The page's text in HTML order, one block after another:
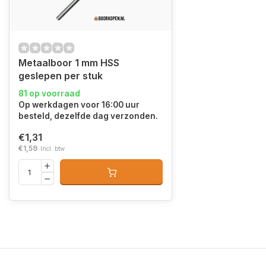
Metaalboor 1 mm HSS
geslepen per stuk
81 op voorraad
Op werkdagen voor 16:00 uur
besteld, dezelfde dag verzonden.
€1,31
€1,59 Incl. btw